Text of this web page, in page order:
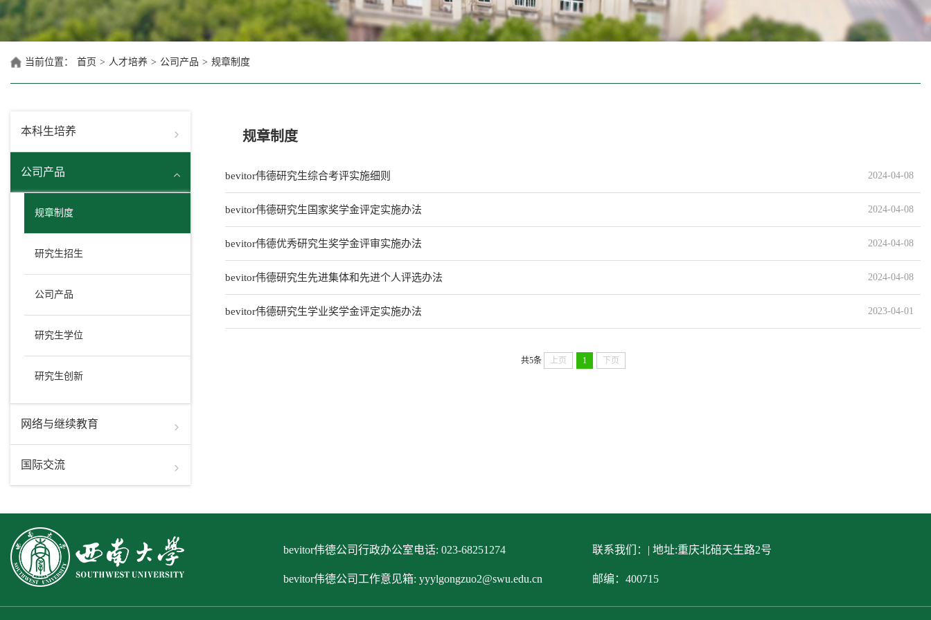
当前位置： 首页 > 人才培养 > 公司产品 > 规章制度
本科生培养
公司产品
规章制度
研究生招生
公司产品
研究生学位
研究生创新
网络与继续教育
国际交流
规章制度
bevitor伟德研究生综合考评实施细则 2024-04-08
bevitor伟德研究生国家奖学金评定实施办法 2024-04-08
bevitor伟德优秀研究生奖学金评审实施办法 2024-04-08
bevitor伟德研究生先进集体和先进个人评选办法 2024-04-08
bevitor伟德研究生学业奖学金评定实施办法 2023-04-01
共5条 上页 1 下页
bevitor伟德公司行政办公室电话: 023-68251274 联系我们：| 地址:重庆北碚天生路2号
bevitor伟德公司工作意见箱: yyylgongzuo2@swu.edu.cn 邮编：400715